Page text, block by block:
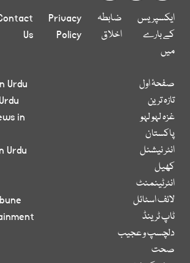
ایکسپریس
کے بارے
میں
ضابطہ
اخلاق
Privacy
Policy
Us
صفحۂ اول
تازہ ترین
غزہ لہو لہو
پاکستان
انٹر نیشنل
کھیل
انٹرٹینمنٹ
لائف اسٹائل
ٹاپ ٹرینڈ
دلچسپ و عجیب
صحت
Urdu
in
Urdu